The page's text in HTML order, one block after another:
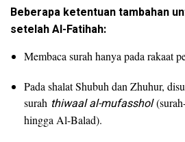
Beberapa ketentuan tambahan
setelah Al-Fatihah:
Membaca surah hanya pada rakaat
Pada shalat Shubuh dan Zhuhur,
surah thiwaal al-mufasshol
hingga Al-Balad).